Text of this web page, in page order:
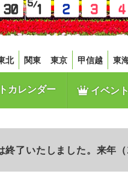
北 関東 東京 甲信越 東
カレンダー イベン
終了いたしました。来年